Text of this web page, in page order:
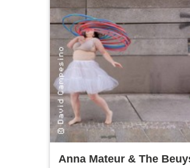
Anna Mateur & The